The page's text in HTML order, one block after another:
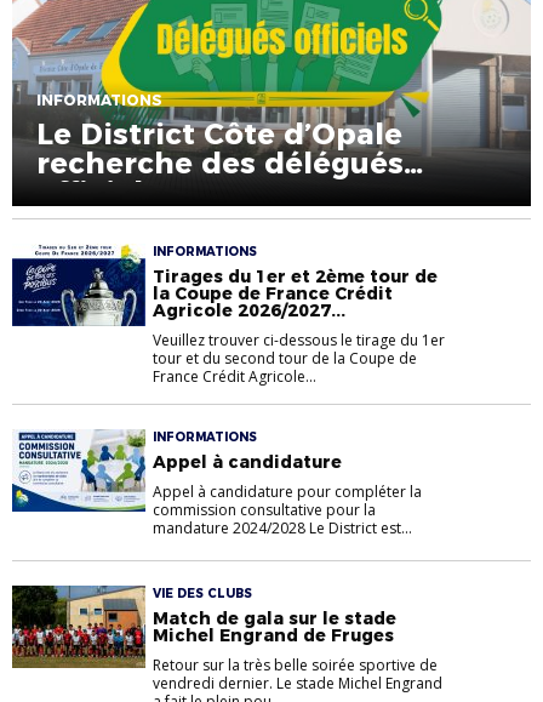
INFORMATIONS
Le District Côte d’Opale
recherche des délégués
officiels
INFORMATIONS
Tirages du 1er et 2ème tour de
la Coupe de France Crédit
Agricole 2026/2027...
Veuillez trouver ci-dessous le tirage du 1er
tour et du second tour de la Coupe de
France Crédit Agricole...
INFORMATIONS
Appel à candidature
Appel à candidature pour compléter la
commission consultative pour la
mandature 2024/2028 Le District est...
VIE DES CLUBS
Match de gala sur le stade
Michel Engrand de Fruges
Retour sur la très belle soirée sportive de
vendredi dernier. Le stade Michel Engrand